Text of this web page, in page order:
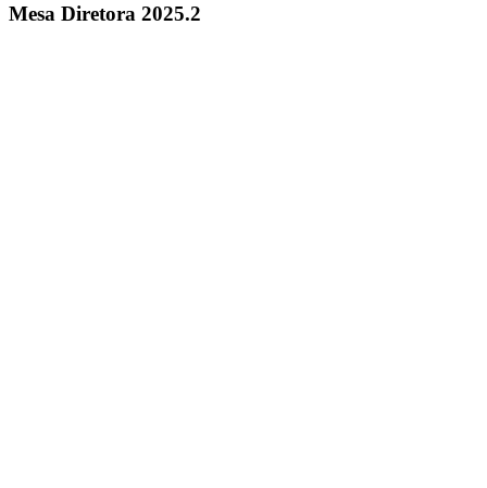
Mesa Diretora 2025.2